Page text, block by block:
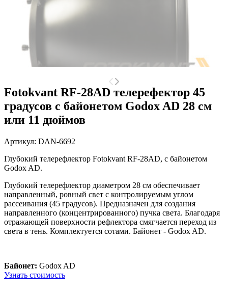
Fotokvant RF-28AD телерефектор 45
градусов с байонетом Godox AD 28 см
или 11 дюймов
Артикул: DAN-6692
Глубокий телерефлектор Fotokvant RF-28AD, с байонетом
Godox AD.
Глубокий телерефлектор диаметром 28 см обеспечивает
направленный, ровный свет с контролируемым углом
рассеивания (45 градусов). Предназначен для создания
направленного (концентрированного) пучка света. Благодаря
отражающей поверхности рефлектора смягчается переход из
света в тень. Комплектуется сотами. Байонет - Godox AD.
Байонет: Godox AD
Узнать стоимость